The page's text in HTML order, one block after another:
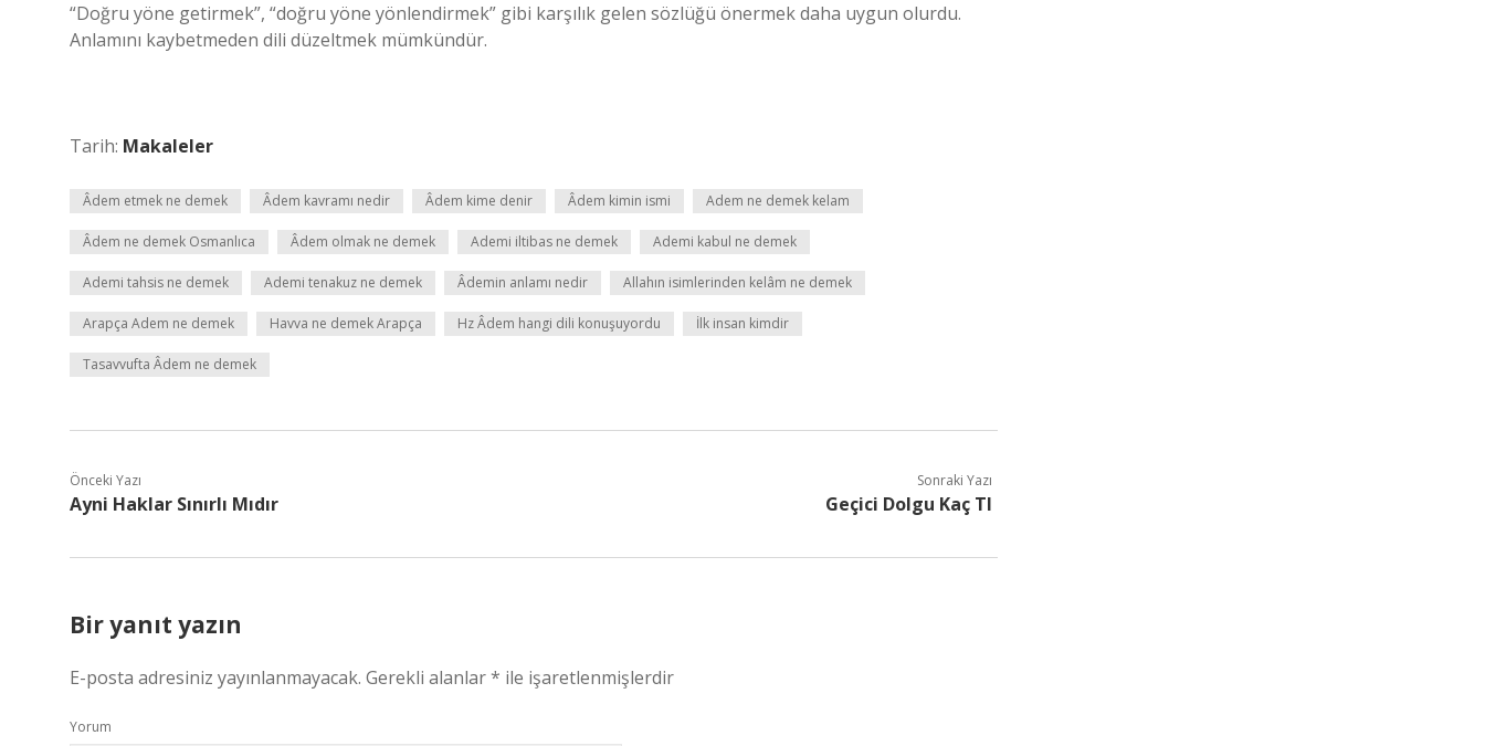
“Doğru yöne getirmek”, “doğru yöne yönlendirmek” gibi karşılık gelen sözlüğü önermek daha uygun olurdu.
Anlamını kaybetmeden dili düzeltmek mümkündür.
Tarih: Makaleler
Âdem etmek ne demek Âdem kavramı nedir Âdem kime denir Âdem kimin ismi Adem ne demek kelam
Âdem ne demek Osmanlıca Âdem olmak ne demek Ademi iltibas ne demek Ademi kabul ne demek
Ademi tahsis ne demek Ademi tenakuz ne demek Âdemin anlamı nedir Allahın isimlerinden kelâm ne demek
Arapça Adem ne demek Havva ne demek Arapça Hz Âdem hangi dili konuşuyordu İlk insan kimdir
Tasavvufta Âdem ne demek
Önceki Yazı
Ayni Haklar Sınırlı Mıdır
Sonraki Yazı
Geçici Dolgu Kaç Tl
Bir yanıt yazın
E-posta adresiniz yayınlanmayacak. Gerekli alanlar* ile işaretlenmişlerdir
Yorum